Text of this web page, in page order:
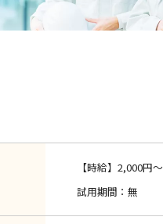
【時給】2,000円～
試用期間：無